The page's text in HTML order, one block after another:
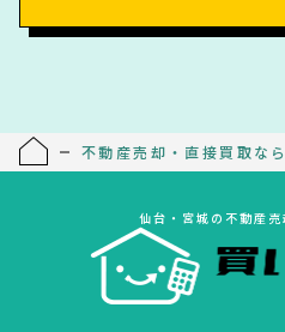
不動産売却・直接買取な
仙台・宮城の不動産